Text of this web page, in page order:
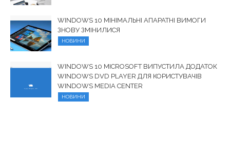
WINDOWS 10 МІНІМАЛЬНІ АПАРАТНІ ВИМОГИ
ЗНОВУ ЗМІНИЛИСЯ
НОВИНИ
WINDOWS 10 MICROSOFT ВИПУСТИЛА ДОДАТОК
WINDOWS DVD PLAYER ДЛЯ КОРИСТУВАЧІВ
WINDOWS MEDIA CENTER
НОВИНИ